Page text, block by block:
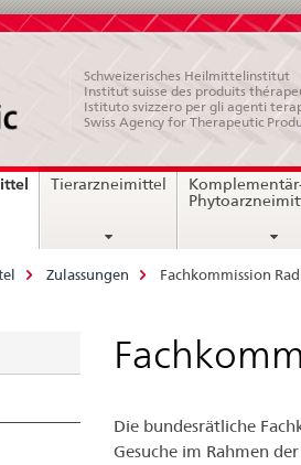
Schweizerisches Heilmittelinstitut
Institut suisse des produits
Istituto svizzero per gli agenti
Swiss Agency for Therapeutic
current
Tierarzneimittel
Zulassungen Fachkommission
Die bundesrätliche
Gesuche im Rahmen